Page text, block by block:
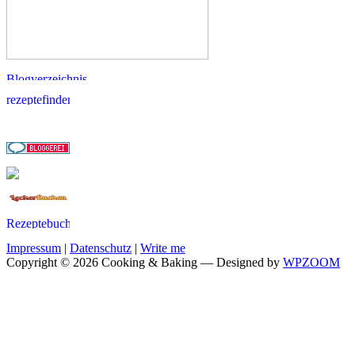
Impressum | Datenschutz | Write me
Copyright © 2026 Cooking & Baking — Designed by WPZOOM